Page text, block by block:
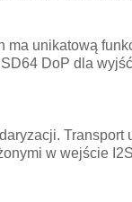
ma unikatową
DoP dla
w wejście